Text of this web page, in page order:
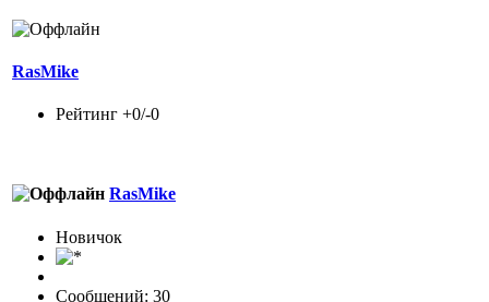
RasMike
Рейтинг +0/-0
RasMike
Новичок
Сообщений: 30